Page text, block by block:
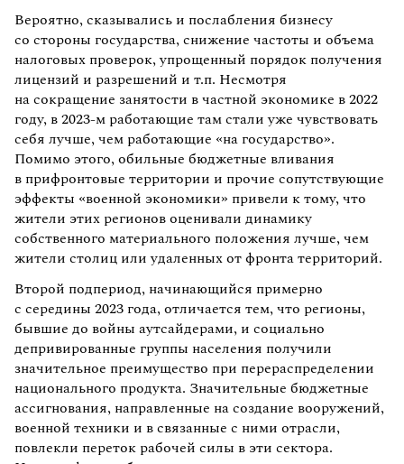
Вероятно, сказывались и послабления бизнесу
со стороны государства, снижение частоты и объема
налоговых проверок, упрощенный порядок получения
лицензий и разрешений и т.п. Несмотря
на сокращение занятости в частной экономике в 2022
году, в 2023-м работающие там стали уже чувствовать
себя лучше, чем работающие «на государство».
Помимо этого, обильные бюджетные вливания
в прифронтовые территории и прочие сопутствующие
эффекты «военной экономики» привели к тому, что
жители этих регионов оценивали динамику
собственного материального положения лучше, чем
жители столиц или удаленных от фронта территорий.
Второй подпериод, начинающийся примерно
с середины 2023 года, отличается тем, что регионы,
бывшие до войны аутсайдерами, и социально
депривированные группы населения получили
значительное преимущество при перераспределении
национального продукта. Значительные бюджетные
ассигнования, направленные на создание вооружений,
военной техники и в связанные с ними отрасли,
повлекли переток рабочей силы в эти сектора.